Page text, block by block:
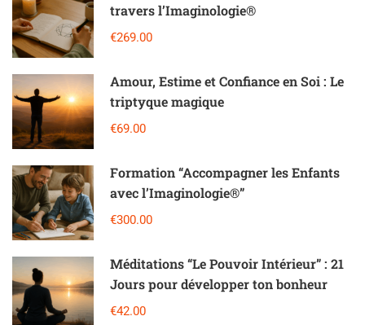
travers l’Imaginologie®️
€269.00
Amour, Estime et Confiance en Soi : Le
triptyque magique
€69.00
Formation “Accompagner les Enfants
avec l’Imaginologie®”
€300.00
Méditations “Le Pouvoir Intérieur” : 21
Jours pour développer ton bonheur
€42.00